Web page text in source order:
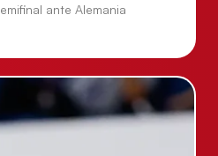
ante Alemania